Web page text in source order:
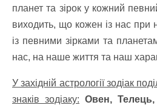
планет та зірок у кожний
виходить, що кожен із нас при
із певними зірками та
нас, на наше життя та наш
У західній астрології зодіак
знаків зодіаку: Овен,